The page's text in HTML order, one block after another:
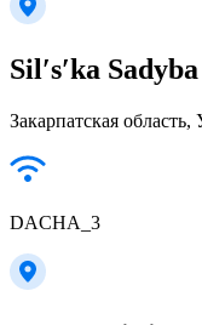
Silʹsʹka
Закарпатская область,
DACHA_3